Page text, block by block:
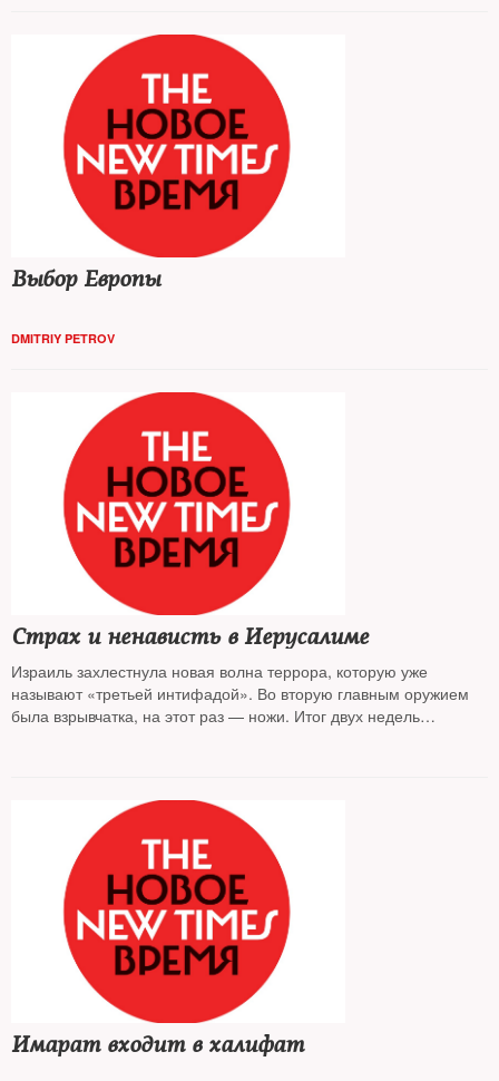
Выбор Европы
DMITRIY PETROV
Страх и ненависть в Иерусалиме
Израиль захлестнула новая волна террора, которую уже
называют «третьей интифадой». Во вторую главным оружием
была взрывчатка, на этот раз — ножи. Итог двух недель
Имарат входит в халифат